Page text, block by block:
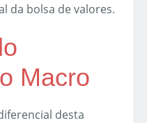
da bolsa de valores.
Macro
desta